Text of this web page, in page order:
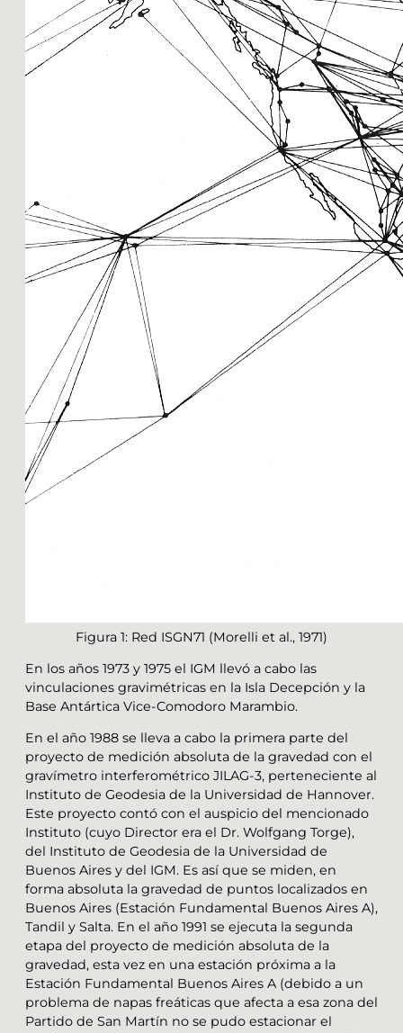
Figura 1: Red ISGN71 (Morelli et al., 1971)
En los años 1973 y 1975 el IGM llevó a cabo las
vinculaciones gravimétricas en la Isla Decepción y la
Base Antártica Vice-Comodoro Marambio.
En el año 1988 se lleva a cabo la primera parte del
proyecto de medición absoluta de la gravedad con el
gravímetro interferométrico JILAG-3, perteneciente al
Instituto de Geodesia de la Universidad de Hannover.
Este proyecto contó con el auspicio del mencionado
Instituto (cuyo Director era el Dr. Wolfgang Torge),
del Instituto de Geodesia de la Universidad de
Buenos Aires y del IGM. Es así que se miden, en
forma absoluta la gravedad de puntos localizados en
Buenos Aires (Estación Fundamental Buenos Aires A),
Tandil y Salta. En el año 1991 se ejecuta la segunda
etapa del proyecto de medición absoluta de la
gravedad, esta vez en una estación próxima a la
Estación Fundamental Buenos Aires A (debido a un
problema de napas freáticas que afecta a esa zona del
Partido de San Martín no se pudo estacionar el